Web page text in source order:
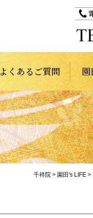
よくあるご質問
千祥院 > 園田's LIFE >